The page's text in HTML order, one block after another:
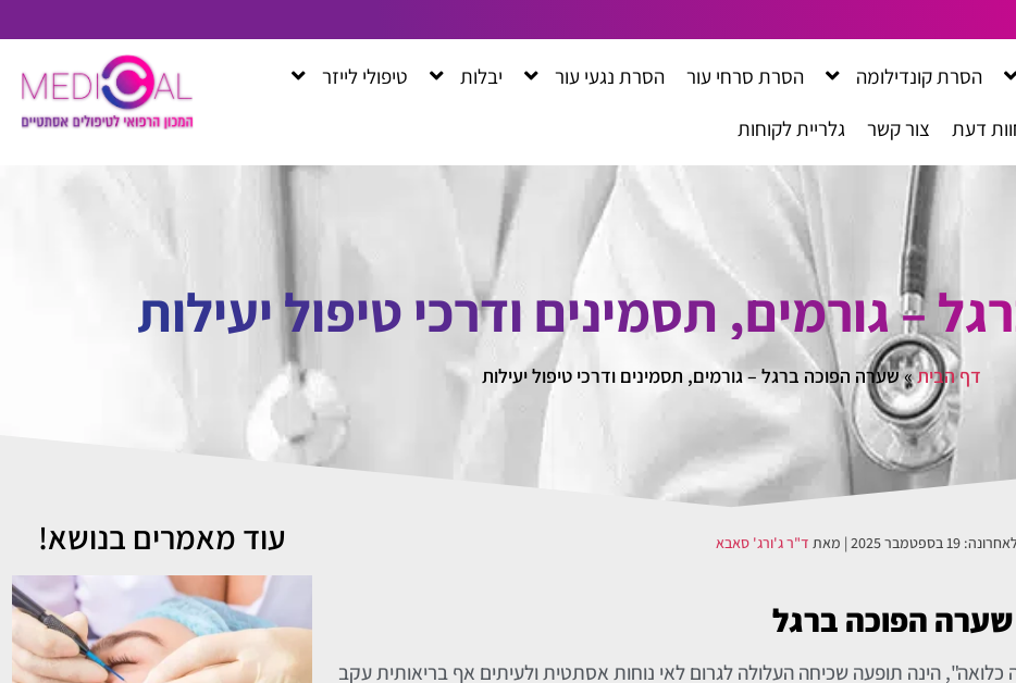
הסרת קונדילומה הסרת סרחי עור הסרת נגעי עור יבלות
טיפולי לייזר
דעת צור קשר גלריית לקוחות
– גורמים, תסמינים ודרכי טיפול יעילות
דף הבית»שערה הפוכה ברגל – גורמים, תסמינים ודרכי טיפול יעילות
19 בספטמבר 2025 | מאת ד"ר ג'ורג' סאבא
שערה הפוכה ברגל
הינה תופעה שכיחה העלולה לגרום לאי נוחות אסתטית ולעיתים אף בריאותית עקב
עוד מאמרים בנושא!